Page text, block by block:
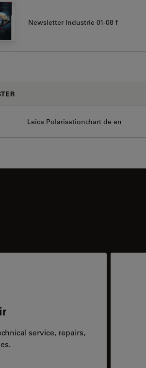
Newsletter Industrie 01-08 f
Leica Polarisationchart de en
service, repairs,